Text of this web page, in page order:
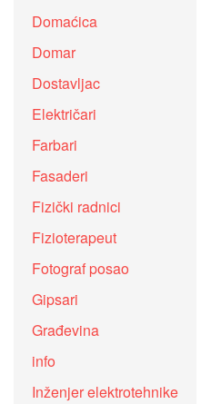
Domaćica
Domar
Dostavljac
Električari
Farbari
Fasaderi
Fizički radnici
Fizioterapeut
Fotograf posao
Gipsari
Građevina
info
Inženjer elektrotehnike